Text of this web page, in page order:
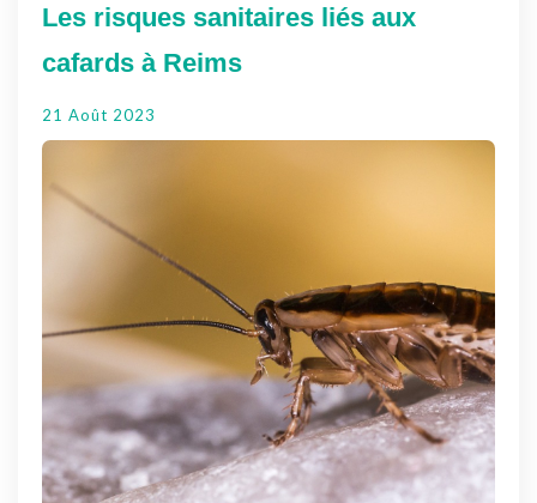
Les risques sanitaires liés aux
cafards à Reims
21 Août 2023